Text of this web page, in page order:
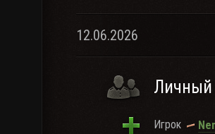
12.06.2026
Личный
Игрок